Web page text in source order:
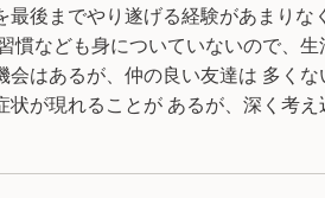
後までやり遂げる経験があまり
慣なども身についていないので、
はあるが、仲の良い友達は 多く
状が現れることが あるが、深く考